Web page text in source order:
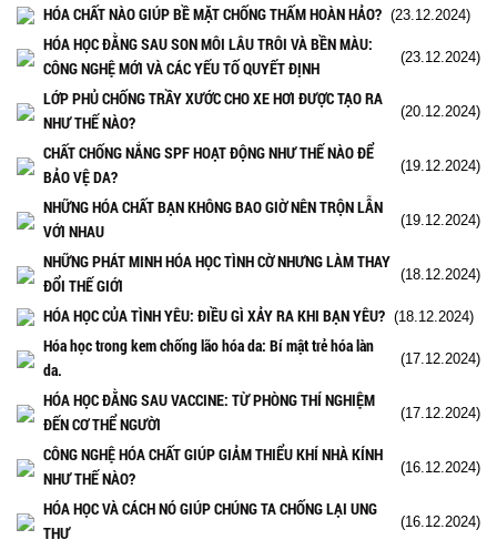
HÓA CHẤT NÀO GIÚP BỀ MẶT CHỐNG THẤM HOÀN HẢO? (23.12.2024)
HÓA HỌC ĐẰNG SAU SON MÔI LÂU TRÔI VÀ BỀN MÀU:
CÔNG NGHỆ MỚI VÀ CÁC YẾU TỐ QUYẾT ĐỊNH
(23.12.2024)
LỚP PHỦ CHỐNG TRẦY XƯỚC CHO XE HƠI ĐƯỢC TẠO RA
NHƯ THẾ NÀO?
(20.12.2024)
CHẤT CHỐNG NẮNG SPF HOẠT ĐỘNG NHƯ THẾ NÀO ĐỂ
BẢO VỆ DA?
(19.12.2024)
NHỮNG HÓA CHẤT BẠN KHÔNG BAO GIỜ NÊN TRỘN LẪN
VỚI NHAU
(19.12.2024)
NHỮNG PHÁT MINH HÓA HỌC TÌNH CỜ NHƯNG LÀM THAY
ĐỔI THẾ GIỚI
(18.12.2024)
HÓA HỌC CỦA TÌNH YÊU: ĐIỀU GÌ XẢY RA KHI BẠN YÊU? (18.12.2024)
Hóa học trong kem chống lão hóa da: Bí mật trẻ hóa làn
da.
(17.12.2024)
HÓA HỌC ĐẰNG SAU VACCINE: TỪ PHÒNG THÍ NGHIỆM
ĐẾN CƠ THỂ NGƯỜI
(17.12.2024)
CÔNG NGHỆ HÓA CHẤT GIÚP GIẢM THIỂU KHÍ NHÀ KÍNH
NHƯ THẾ NÀO?
(16.12.2024)
HÓA HỌC VÀ CÁCH NÓ GIÚP CHÚNG TA CHỐNG LẠI UNG
THƯ
(16.12.2024)